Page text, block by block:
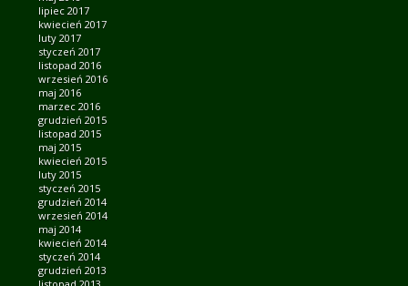
lipiec 2017
kwiecień 2017
luty 2017
styczeń 2017
listopad 2016
wrzesień 2016
maj 2016
marzec 2016
grudzień 2015
listopad 2015
maj 2015
kwiecień 2015
luty 2015
styczeń 2015
grudzień 2014
wrzesień 2014
maj 2014
kwiecień 2014
styczeń 2014
grudzień 2013